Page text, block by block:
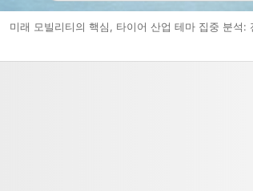
미래 모빌리티의 핵심, 타이어 산업 테마 집중 분석: